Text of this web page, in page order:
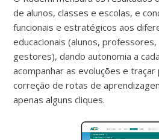
de alunos, classes e escolas, e
funcionais e estratégicos aos
educacionais (alunos,
gestores), dando autonomia a
acompanhar as evoluções e
correção de rotas de
apenas alguns cliques.